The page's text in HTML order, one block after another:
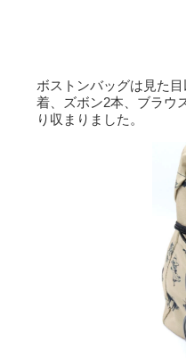
ボストンバッグは見た
着、ズボン2本、ブラウ
り収まりました。